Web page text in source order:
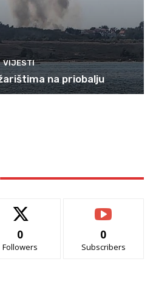
VIJESTI
na priobalju
0
Followers
0
Subscribers